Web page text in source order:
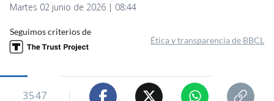
Martes 02 junio de 2026 | 08:44
Seguimos criterios de
Ética y transparencia de BBCL
3547